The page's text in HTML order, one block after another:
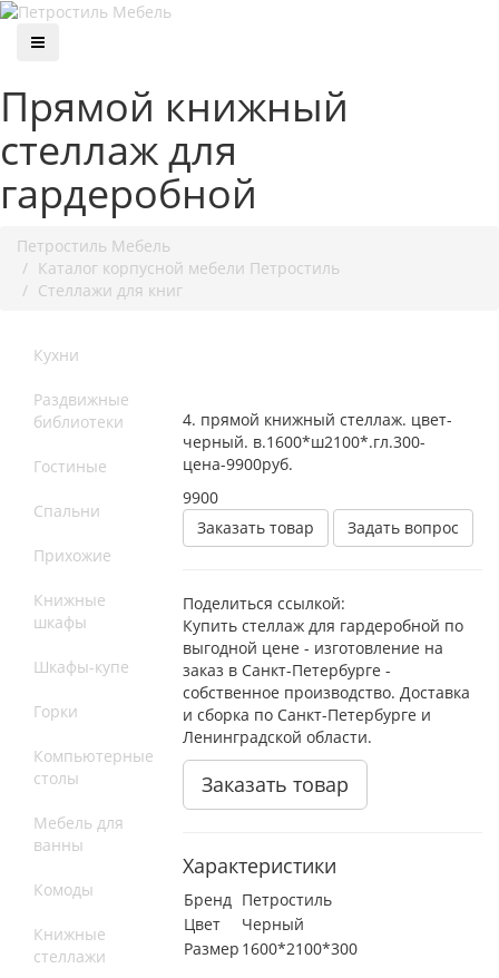
Прямой книжный
стеллаж для
гардеробной
Петростиль Мебель
Каталог корпусной мебели Петростиль
Стеллажи для книг
Кухни
Раздвижные
библиотеки
Гостиные
Спальни
Прихожие
Книжные
шкафы
Шкафы-купе
Горки
Компьютерные
столы
Мебель для
ванны
Комоды
Книжные
стеллажи
4. прямой книжный стеллаж. цвет-
черный. в.1600*ш2100*.гл.300-
цена-9900руб.
9900
Заказать товар
Задать вопрос
Поделиться ссылкой:
Купить стеллаж для гардеробной по
выгодной цене - изготовление на
заказ в Санкт-Петербурге -
собственное производство. Доставка
и сборка по Санкт-Петербурге и
Ленинградской области.
Заказать товар
Характеристики
Бренд Петростиль
Цвет
Черный
Размер 1600*2100*300